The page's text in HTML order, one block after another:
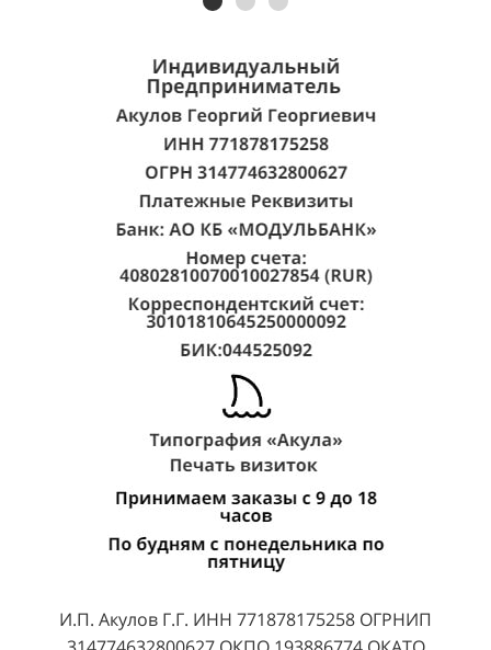
И.П. Акулов Г.Г. ИНН 771878175258 ОГРНИП